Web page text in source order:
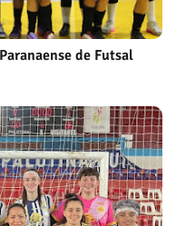
de Futsal